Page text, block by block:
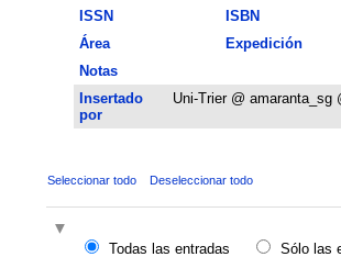
ISSN
ISBN
Área
Expedición
Notas
Insertado
por
Uni-Trier @ amaranta_sg
Seleccionar todo Deseleccionar todo
Todas las entradas
Sólo las